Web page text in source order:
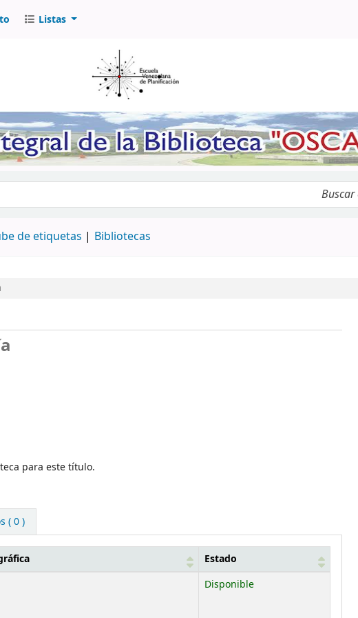
Listas
por palabra clave
de etiquetas Bibliotecas
para este título.
( 0 )
Estado
Disponible